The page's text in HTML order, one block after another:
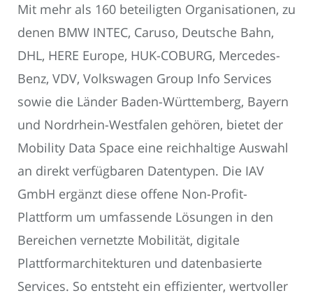
Mit mehr als 160 beteiligten Organisationen, zu
denen BMW INTEC, Caruso, Deutsche Bahn,
DHL, HERE Europe, HUK-COBURG, Mercedes-
Benz, VDV, Volkswagen Group Info Services
sowie die Länder Baden-Württemberg, Bayern
und Nordrhein-Westfalen gehören, bietet der
Mobility Data Space eine reichhaltige Auswahl
an direkt verfügbaren Datentypen. Die IAV
GmbH ergänzt diese offene Non-Profit-
Plattform um umfassende Lösungen in den
Bereichen vernetzte Mobilität, digitale
Plattformarchitekturen und datenbasierte
Services. So entsteht ein effizienter, wertvoller